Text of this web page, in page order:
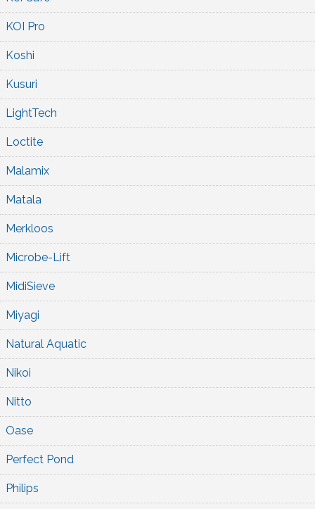
KOI Pro
Koshi
Kusuri
LightTech
Loctite
Malamix
Matala
Merkloos
Microbe-Lift
MidiSieve
Miyagi
Natural Aquatic
Nikoi
Nitto
Oase
Perfect Pond
Philips